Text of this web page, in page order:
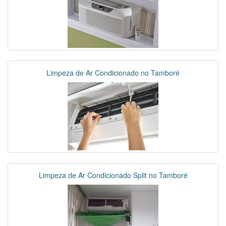
Limpeza de Ar Condicionado no Tamboré
Limpeza de Ar Condicionado Split no Tamboré